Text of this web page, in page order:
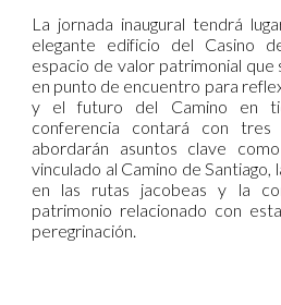
La jornada inaugural tendrá
elegante edificio del Casino
espacio de valor patrimonial que
en punto de encuentro para
y el futuro del Camino en
conferencia contará con tres
abordarán asuntos clave
vinculado al Camino de
en las rutas jacobeas y la
patrimonio relacionado con
peregrinación.